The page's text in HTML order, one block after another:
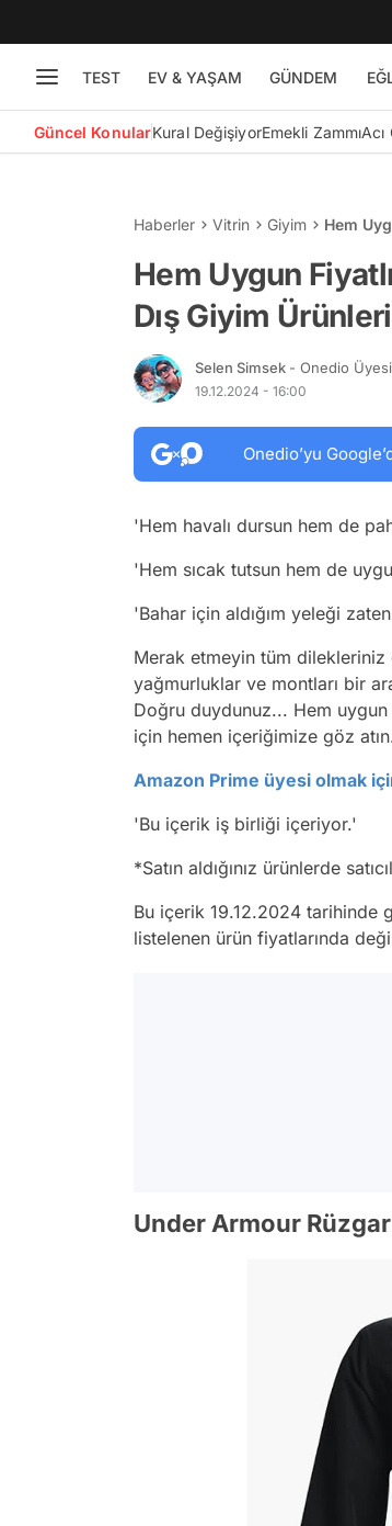
TEST EV & YAŞAM GÜNDEM
Güncel KonularKural DeğişiyorEmekli ZammıAcı
Haberler Vitrin Giyim Hem
Hem Uygun
Dış Giyim
Selen Simsek - Onedio Üyesi
19.12.2024 - 16:00
Onedio’yu
'Hem havalı dursun hem de
'Hem sıcak tutsun hem de
'Bahar için aldığım yeleği
Merak etmeyin tüm
yağmurluklar ve montları bir
Doğru duydunuz... Hem
için hemen içeriğimize göz
Amazon Prime üyesi olmak
'Bu içerik iş birliği içeriyor.'
*Satın aldığınız ürünlerde
Bu içerik 19.12.2024 tarihinde
listelenen ürün fiyatlarında
Under Armour